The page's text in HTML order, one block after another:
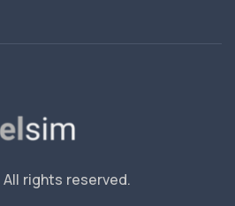
All rights reserved.